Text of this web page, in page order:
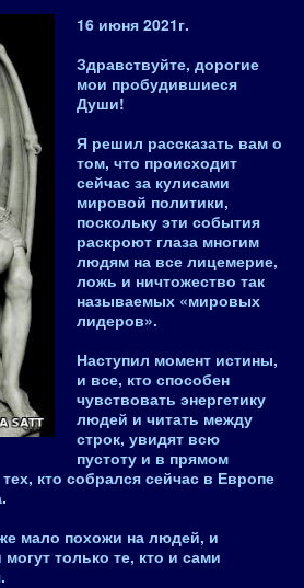
16 июня 2021г.
Здравствуйте, дорогие
мои пробудившиеся
Души!
Я решил рассказать вам о
том, что происходит
сейчас за кулисами
мировой политики,
поскольку эти события
раскроют глаза многим
людям на все лицемерие,
ложь и ничтожество так
называемых «мировых
лидеров».
Наступил момент истины,
и все, кто способен
чувствовать энергетику
людей и читать между
строк, увидят всю
пустоту и в прямом
кто собрался сейчас в Европе
мало похожи на людей, и
только те, кто и сами